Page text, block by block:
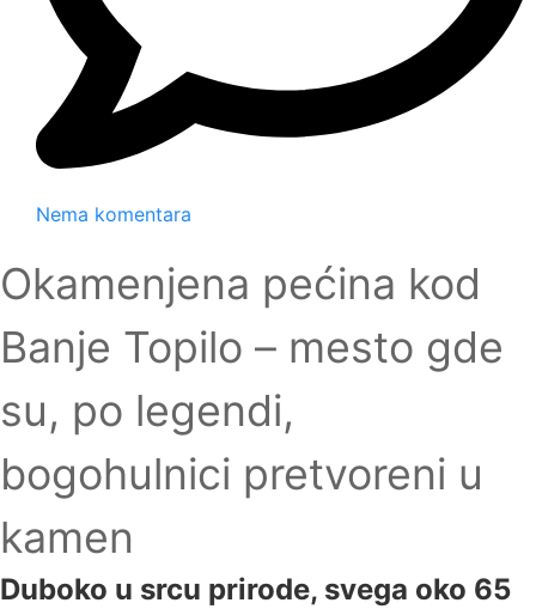
Nema komentara
Okamenjena pećina kod
Banje Topilo – mesto gde
su, po legendi,
bogohulnici pretvoreni u
kamen
Duboko u srcu prirode, svega oko 65